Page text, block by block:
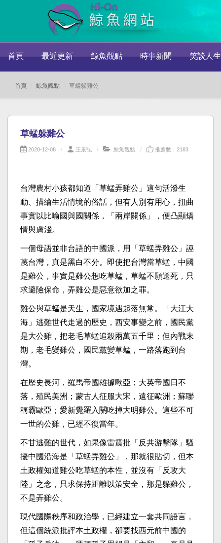
首頁 最近更新 鯨魚觀點 時事新聞 笑談人生
首頁 鯨魚觀點 草蜢躲雞公
草蜢躲雞公
2020-12-08 王景弘 鯨魚觀點 推薦數：2183
台灣農村小孩都知道「草蜢弄雞公」這句活潑生
動、描繪生活情境的俗話，但有人別有用心，扭曲
事實以比喻國與國關係，「兩岸關係」，便凸顯矯
情與膚淺。
一個母語並非台語的中國派，用「草蜢弄雞公」誣
蔑台灣，真是黑白不分。即使把台灣當草蜢，中國
是雞公，事實是雞公想吃草蜢，草蜢不願送死，只
求避險保命，弄雞公是惡意欲加之罪。
雞公與草蜢是天生，國家境遇起落無常。「大江大
海」逃難世代走過的歷史，西安事變之前，國民黨
是大公雞，把老毛草蜢追殺兩萬五千里；但內戰末
期，老毛變雞公，國民黨變草蜢，一路落跑到台
灣。
在歷史長河，羅馬帝國雄據歐亞；大英帝國日不
落，殖民美洲；蒙古人征服大宋，遠征歐洲；蘇聯
稱霸歐亞；愛新覺羅入關吃掉大明雞公。這些不可
一世的公雞，已經不復當年。
不甘逃難的世代，如果像雷震批「反共游擊隊」騷
擾中國沿海是「草蜢弄雞公」，那就很貼切，但本
土政權知道雞公吃草蜢的本性，並沒有「反攻大
陸」之念，只求保持距離以策安全，那是躲雞公，
不是弄雞公。
現代國際秩序和政治學，已經建立一套共同語言，
但這個統派批評本土政權，卻要找西元前中國的